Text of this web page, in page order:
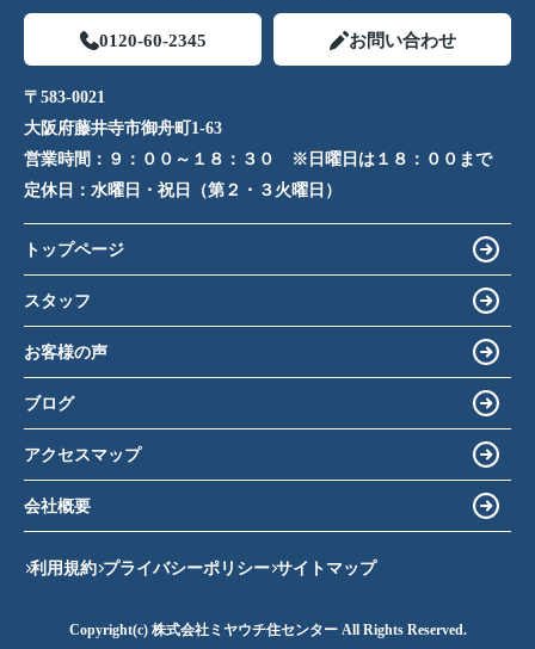
0120-60-2345 お問い合わせ
〒583-0021
大阪府藤井寺市御舟町1-63
営業時間： ９：００～１８：３０ ※日曜日は１８：００まで
定休日： 水曜日・祝日（第２・３火曜日）
トップページ
スタッフ
お客様の声
ブログ
アクセスマップ
会社概要
利用規約 プライバシーポリシー サイトマップ
Copyright(c) 株式会社ミヤウチ住センター All Rights Reserved.